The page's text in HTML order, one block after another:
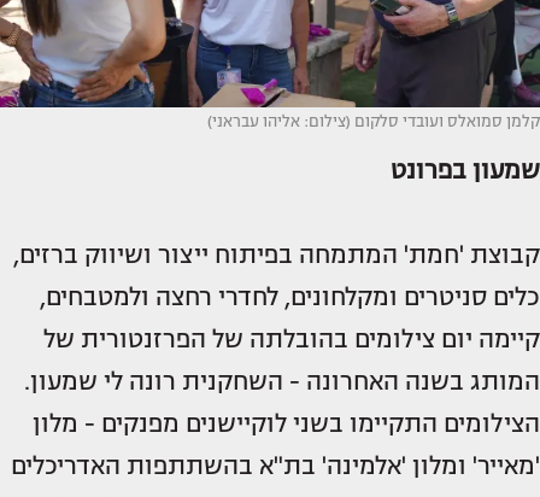
קלמן סמואלס ועובדי סלקום (צילום: אליהו עבראני)
שמעון בפרונט
קבוצת 'חמת' המתמחה בפיתוח ייצור ושיווק ברזים,
כלים סניטרים ומקלחונים, לחדרי רחצה ולמטבחים,
קיימה יום צילומים בהובלתה של הפרזנטורית של
המותג בשנה האחרונה - השחקנית רונה לי שמעון.
הצילומים התקיימו בשני לוקיישנים מפנקים - מלון
'מאייר' ומלון 'אלמינה' בת"א בהשתתפות האדריכלים